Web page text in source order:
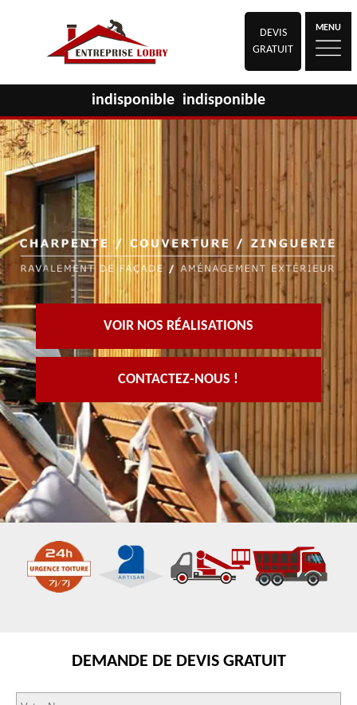
DEVIS
GRATUIT
MENU
indisponible indisponible
VOIR NOS RÉALISATIONS
CONTACTEZ-NOUS !
DEMANDE DE DEVIS GRATUIT